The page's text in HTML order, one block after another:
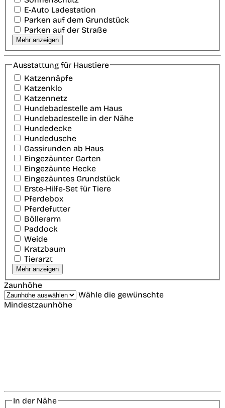
E-Auto Ladestation
Parken auf dem Grundstück
Parken auf der Straße
Mehr anzeigen
Ausstattung für Haustiere
Katzennäpfe
Katzenklo
Katzennetz
Hundebadestelle am Haus
Hundebadestelle in der Nähe
Hundedecke
Hundedusche
Gassirunden ab Haus
Eingezäunter Garten
Eingezäunte Hecke
Eingezäuntes Grundstück
Erste-Hilfe-Set für Tiere
Pferdebox
Pferdefutter
Böllerarm
Paddock
Weide
Kratzbaum
Tierarzt
Mehr anzeigen
Zaunhöhe
Wähle die gewünschte
Mindestzaunhöhe
In der Nähe